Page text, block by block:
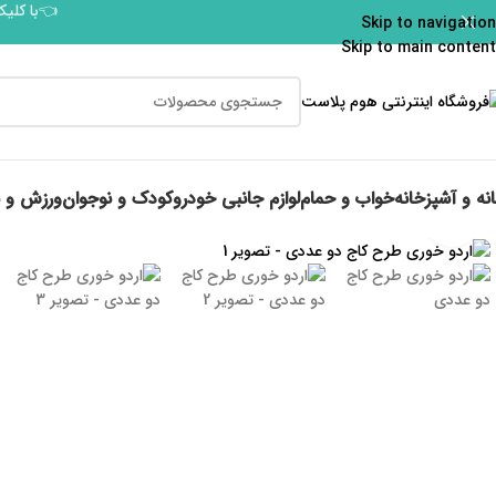
Skip to navigation
Skip to main content
👈با
و آشپزخانهخواب و حماملوازم جانبی خودروکودک و نوجوانورزش و